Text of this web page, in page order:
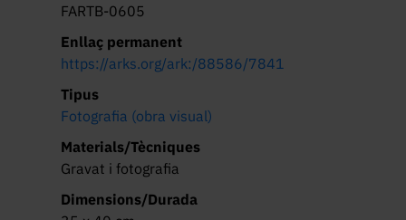
FARTB-0605
Enllaç permanent
https://arks.org/ark:/88586/7841
Tipus
Fotografia (obra visual)
Materials/Tècniques
Gravat i fotografia
Dimensions/Durada